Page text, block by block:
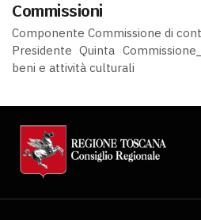
Commissioni
Componente Commissione di
Presidente Quinta
beni e attività culturali